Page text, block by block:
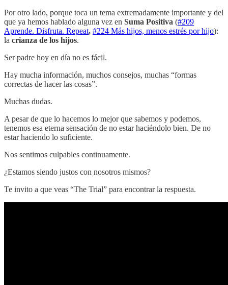
Por otro lado, porque toca un tema extremadamente importante y del
que ya hemos hablado alguna vez en Suma Positiva (#209
Aprende. Disfruta. Repeat, #224 Más hijos, menos estrés por hijo):
la crianza de los hijos.
Ser padre hoy en día no es fácil.
Hay mucha información, muchos consejos, muchas “formas
correctas de hacer las cosas”.
Muchas dudas.
A pesar de que lo hacemos lo mejor que sabemos y podemos,
tenemos esa eterna sensación de no estar haciéndolo bien. De no
estar haciendo lo suficiente.
Nos sentimos culpables continuamente.
¿Estamos siendo justos con nosotros mismos?
Te invito a que veas “The Trial” para encontrar la respuesta.